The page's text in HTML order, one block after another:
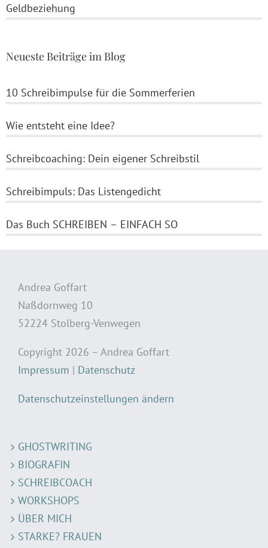
Geldbeziehung
Neueste Beiträge im Blog
10 Schreibimpulse für die Sommerferien
Wie entsteht eine Idee?
Schreibcoaching: Dein eigener Schreibstil
Schreibimpuls: Das Listengedicht
Das Buch SCHREIBEN – EINFACH SO
Andrea Goffart
Naßdornweg 10
52224 Stolberg-Venwegen
Copyright 2026 – Andrea Goffart
Impressum | Datenschutz
Datenschutzeinstellungen ändern
GHOSTWRITING
BIOGRAFIN
SCHREIBCOACH
WORKSHOPS
ÜBER MICH
STARKE? FRAUEN